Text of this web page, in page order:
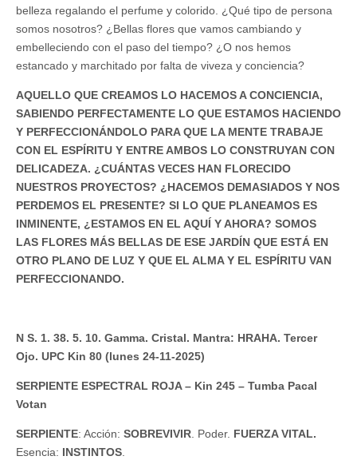
belleza regalando el perfume y colorido. ¿Qué tipo de persona
somos nosotros? ¿Bellas flores que vamos cambiando y
embelleciendo con el paso del tiempo? ¿O nos hemos
estancado y marchitado por falta de viveza y conciencia?
AQUELLO QUE CREAMOS LO HACEMOS A CONCIENCIA,
SABIENDO PERFECTAMENTE LO QUE ESTAMOS HACIENDO
Y PERFECCIONÁNDOLO PARA QUE LA MENTE TRABAJE
CON EL ESPÍRITU Y ENTRE AMBOS LO CONSTRUYAN CON
DELICADEZA. ¿CUÁNTAS VECES HAN FLORECIDO
NUESTROS PROYECTOS? ¿HACEMOS DEMASIADOS Y NOS
PERDEMOS EL PRESENTE? SI LO QUE PLANEAMOS ES
INMINENTE, ¿ESTAMOS EN EL AQUÍ Y AHORA? SOMOS
LAS FLORES MÁS BELLAS DE ESE JARDÍN QUE ESTÁ EN
OTRO PLANO DE LUZ Y QUE EL ALMA Y EL ESPÍRITU VAN
PERFECCIONANDO.
N S. 1. 38. 5. 10. Gamma. Cristal. Mantra: HRAHA. Tercer
Ojo. UPC Kin 80 (lunes 24-11-2025)
SERPIENTE ESPECTRAL ROJA – Kin 245 – Tumba Pacal
Votan
SERPIENTE: Acción: SOBREVIVIR. Poder. FUERZA VITAL.
Esencia: INSTINTOS.